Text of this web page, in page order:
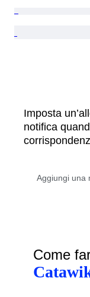
Imposta
notifica
Come